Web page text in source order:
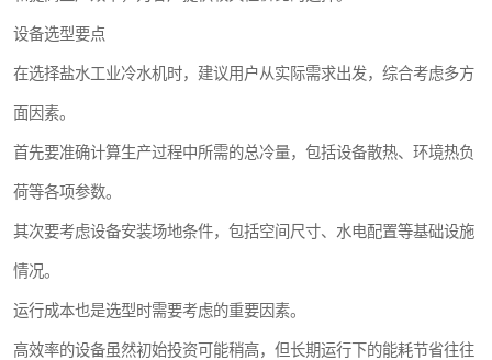
设备选型要点
在选择盐水工业冷水机时，建议用户从实际需求出发，综合考虑多方
面因素。
首先要准确计算生产过程中所需的总冷量，包括设备散热、环境热负
荷等各项参数。
其次要考虑设备安装场地条件，包括空间尺寸、水电配置等基础设施
情况。
运行成本也是选型时需要考虑的重要因素。
高效率的设备虽然初始投资可能稍高，但长期运行下的能耗节省往往